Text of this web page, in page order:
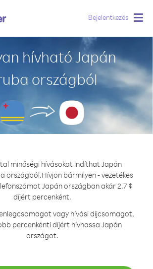
Bejelentkezés
hívható Japán
országból
minőségi hívásokat indíthat Japán
országból.Hívjon bármilyen - vezetékes
Japán országban akár 2.7 ¢
díjért percenként.
vagy hívási díjcsomagot,
percenkénti díjért hívhassa Japán
országot.